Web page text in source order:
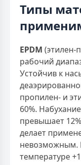
Типы
EPDM
рабочий
Устойчив к
пропилен- и
60%.
превышает
делает
невозможным.
температуре